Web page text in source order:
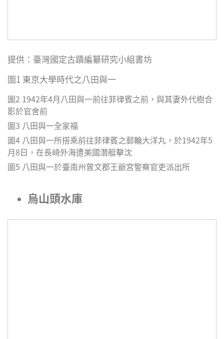
提供：臺灣國定古蹟編纂研究小組書坊
圖1 東京大學時代之八田與一
圖2 1942年4月八田與一前往菲律賓之前，與其妻外代樹合
影於官舍前
圖3 八田與一全家福
圖4 八田與一所搭乘前往菲律賓之郵輪大洋丸，於1942年5
月8日，在長崎外海遭美國潛艇擊沈
圖5 八田與一於臺南州曾文郡王爺宮警察官吏派出所
烏山頭水庫